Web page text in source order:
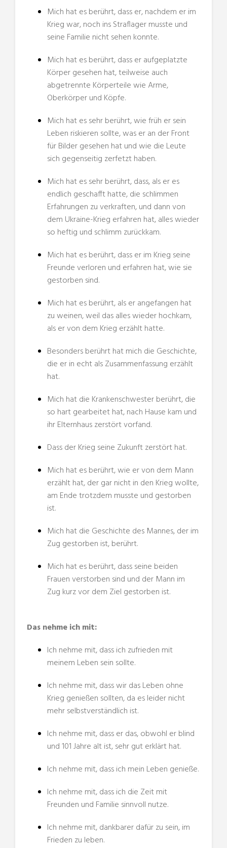
Mich hat es berührt, dass er, nachdem er im
Krieg war, noch ins Straflager musste und
seine Familie nicht sehen konnte.
Mich hat es berührt, dass er aufgeplatzte
Körper gesehen hat, teilweise auch
abgetrennte Körperteile wie Arme,
Oberkörper und Köpfe.
Mich hat es sehr berührt, wie früh er sein
Leben riskieren sollte, was er an der Front
für Bilder gesehen hat und wie die Leute
sich gegenseitig zerfetzt haben.
Mich hat es sehr berührt, dass, als er es
endlich geschafft hatte, die schlimmen
Erfahrungen zu verkraften, und dann von
dem Ukraine-Krieg erfahren hat, alles wieder
so heftig und schlimm zurückkam.
Mich hat es berührt, dass er im Krieg seine
Freunde verloren und erfahren hat, wie sie
gestorben sind.
Mich hat es berührt, als er angefangen hat
zu weinen, weil das alles wieder hochkam,
als er von dem Krieg erzählt hatte.
Besonders berührt hat mich die Geschichte,
die er in echt als Zusammenfassung erzählt
hat.
Mich hat die Krankenschwester berührt, die
so hart gearbeitet hat, nach Hause kam und
ihr Elternhaus zerstört vorfand.
Dass der Krieg seine Zukunft zerstört hat.
Mich hat es berührt, wie er von dem Mann
erzählt hat, der gar nicht in den Krieg wollte,
am Ende trotzdem musste und gestorben
ist.
Mich hat die Geschichte des Mannes, der im
Zug gestorben ist, berührt.
Mich hat es berührt, dass seine beiden
Frauen verstorben sind und der Mann im
Zug kurz vor dem Ziel gestorben ist.
Das nehme ich mit:
Ich nehme mit, dass ich zufrieden mit
meinem Leben sein sollte.
Ich nehme mit, dass wir das Leben ohne
Krieg genießen sollten, da es leider nicht
mehr selbstverständlich ist.
Ich nehme mit, dass er das, obwohl er blind
und 101 Jahre alt ist, sehr gut erklärt hat.
Ich nehme mit, dass ich mein Leben genieße.
Ich nehme mit, dass ich die Zeit mit
Freunden und Familie sinnvoll nutze.
Ich nehme mit, dankbarer dafür zu sein, im
Frieden zu leben.